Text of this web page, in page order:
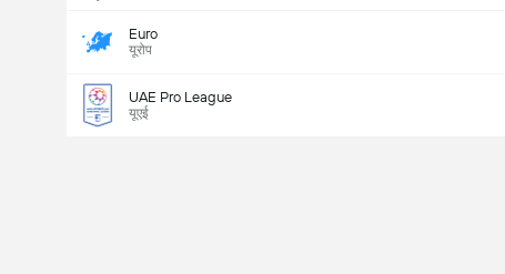
Euro
यूरोप
UAE Pro League
यूएई